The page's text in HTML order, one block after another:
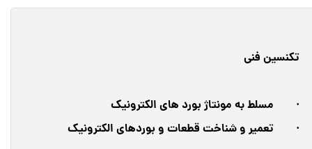
تکنسین فنی
· مسلط به مونتاژ بورد های الکترونیک
· تعمیر و شناخت قطعات و بوردهای الکترونیک